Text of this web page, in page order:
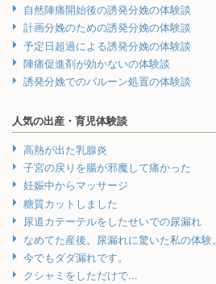
自然陣痛開始後の誘発分娩の体験談
計画分娩のための誘発分娩の体験談
予定日超過による誘発分娩の体験談
陣痛促進剤が効かないの体験談
誘発分娩でのバルーン処置の体験談
人気の出産・育児体験談
高熱が出た乳腺炎
子宮の戻りを腸が邪魔して痛かった
妊娠中からマッサージ
糖質カットしました
尿道カテーテルをしたせいでの尿漏れ
なめてた産後。尿漏れに驚いた私の体験。
今でもダダ漏れです。
クシャミをしただけで...